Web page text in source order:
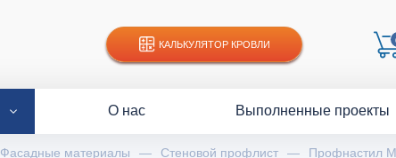
КАЛЬКУЛЯТОР КРОВЛИ
О нас Выполненные проекты
Фасадные материалы — Стеновой профлист — Профнастил